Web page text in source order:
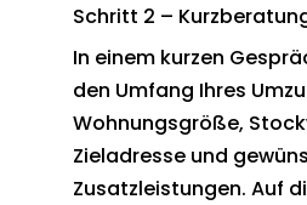
Schritt 2 –
In einem kurzen
den Umfang Ihres
Wohnungsgröße,
Zieladresse und
Zusatzleistungen. Auf